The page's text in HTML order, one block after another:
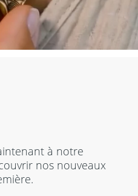
à notre
nos nouveaux